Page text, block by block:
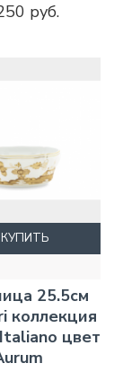
руб.
25.5см
коллекция
цвет
КУПИТЬ